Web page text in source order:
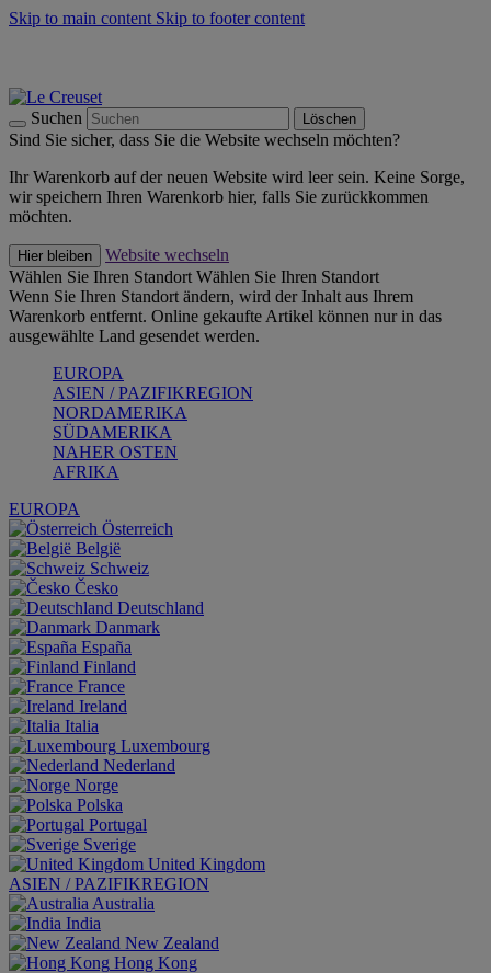
Skip to main content Skip to footer content
Suchen Löschen
Sind Sie sicher, dass Sie die Website wechseln möchten?
Ihr Warenkorb auf der neuen Website wird leer sein. Keine Sorge,
wir speichern Ihren Warenkorb hier, falls Sie zurückkommen
möchten.
Hier bleiben
Website wechseln
Wählen Sie Ihren Standort Wählen Sie Ihren Standort
Wenn Sie Ihren Standort ändern, wird der Inhalt aus Ihrem
Warenkorb entfernt. Online gekaufte Artikel können nur in das
ausgewählte Land gesendet werden.
EUROPA
ASIEN / PAZIFIKREGION
NORDAMERIKA
SÜDAMERIKA
NAHER OSTEN
AFRIKA
EUROPA
Österreich
België
Schweiz
Česko
Deutschland
Danmark
España
Finland
France
Ireland
Italia
Luxembourg
Nederland
Norge
Polska
Portugal
Sverige
United Kingdom
ASIEN / PAZIFIKREGION
Australia
India
New Zealand
Hong Kong